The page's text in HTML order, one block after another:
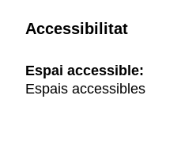
Accessibilitat
Espai accessible:
Espais accessibles